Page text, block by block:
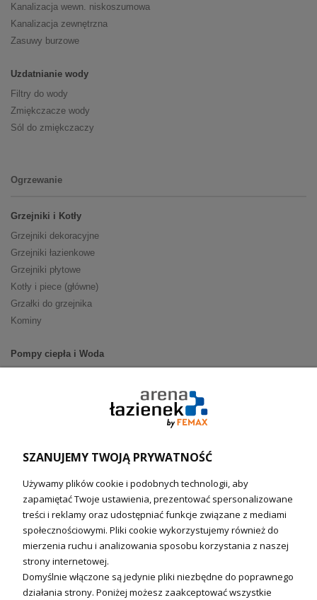
Kanalizacja wewn. niskoszumowa
Kanalizacja zewnętrzna
Zasuwy burzowe
Uzdatnianie wody
Filtry do wody
Zmiękczacze wody
Sól do zmiękczaczy
Ogrzewanie
Grzejniki i Kotły
Grzejniki dekoracyjne
Grzejniki łazienkowe
Grzejniki płytowe
Kotły i piece (główne)
Grzałki do grzejnika
Kominy
Pompy ciepła i Woda
Ogrzewanie podłogowe (główne)
Technika solarna
Fotowoltanika
Sterowniki i regulatory
Nagrzewnice i kurtyny
Kuchnia i Wentylacja
SZANUJEMY TWOJĄ PRYWATNOŚĆ
Używamy plików cookie i podobnych technologii, aby
zapamiętać Twoje ustawienia, prezentować spersonalizowane
treści i reklamy oraz udostępniać funkcje związane z mediami
społecznościowymi. Pliki cookie wykorzystujemy również do
mierzenia ruchu i analizowania sposobu korzystania z naszej
strony internetowej.
Domyślnie włączone są jedynie pliki niezbędne do poprawnego
działania strony. Poniżej możesz zaakceptować wszystkie